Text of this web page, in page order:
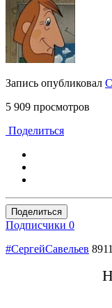
Запись опубликовал
5 909 просмотров
Поделиться
Поделиться
Подписчики 0
#СергейСавельев